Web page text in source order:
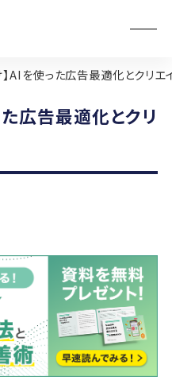
AIを使った広告最適化とクリエ
広告最適化とクリ